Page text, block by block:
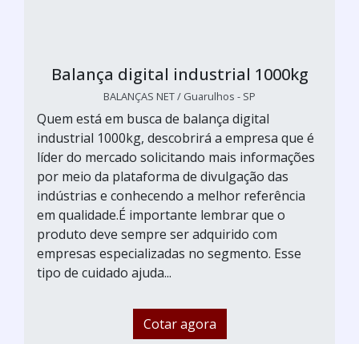
Balança digital industrial 1000kg
BALANÇAS NET / Guarulhos - SP
Quem está em busca de balança digital
industrial 1000kg, descobrirá a empresa que é
líder do mercado solicitando mais informações
por meio da plataforma de divulgação das
indústrias e conhecendo a melhor referência
em qualidade.É importante lembrar que o
produto deve sempre ser adquirido com
empresas especializadas no segmento. Esse
tipo de cuidado ajuda...
Cotar agora